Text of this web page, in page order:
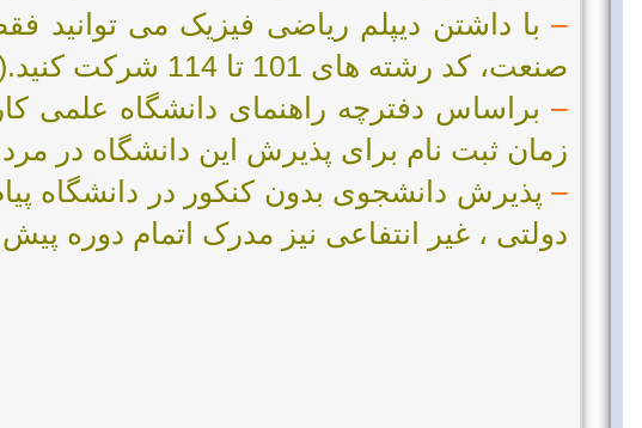
–با داشتن دیپلم ریاضی فیزیک می توانید
صنعت، کد رشته های 101 تا 114 شرکت کنید.(جدول شماره 2 در صفحه 8 )
–
زمان ثبت نام برای پذیرش این دانشگاه در
–پذیرش دانشجوی بدون کنکور در دانشگاه
دولتی ، غیر انتفاعی نیز مدرک اتمام دوره